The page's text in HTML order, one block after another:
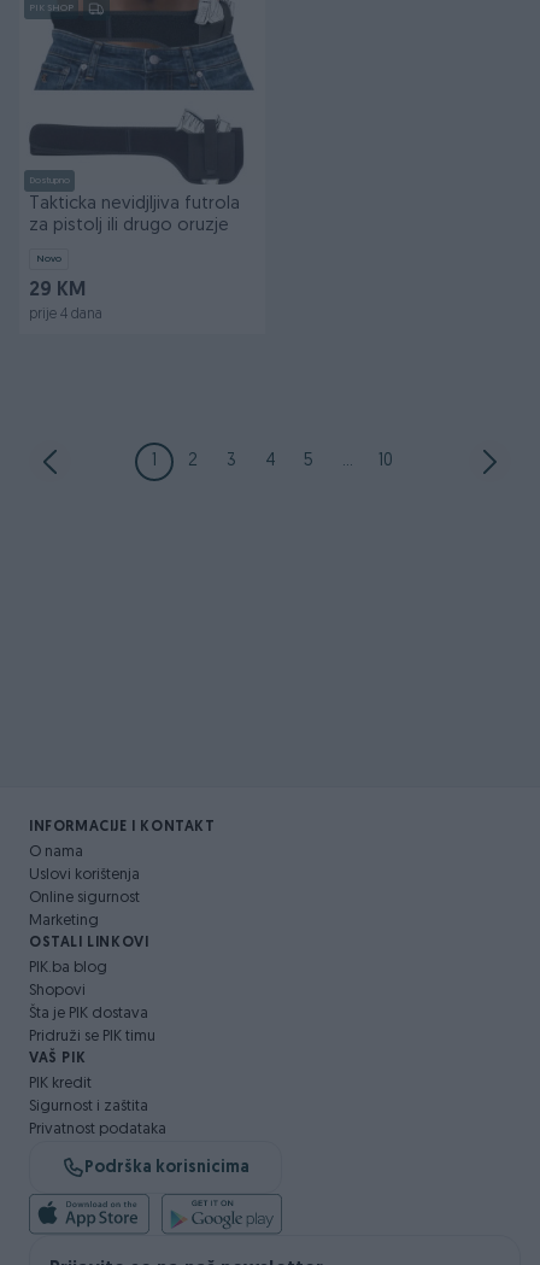
PIK SHOP
Dostupno
Takticka nevidjljiva futrola
za pistolj ili drugo oruzje
Novo
29 KM
prije 4 dana
1 2 3 4 5 ... 10
INFORMACIJE I KONTAKT
O nama
Uslovi korištenja
Online sigurnost
Marketing
OSTALI LINKOVI
PIK.ba blog
Shopovi
Šta je PIK dostava
Pridruži se PIK timu
VAŠ PIK
PIK kredit
Sigurnost i zaštita
Privatnost podataka
Podrška korisnicima